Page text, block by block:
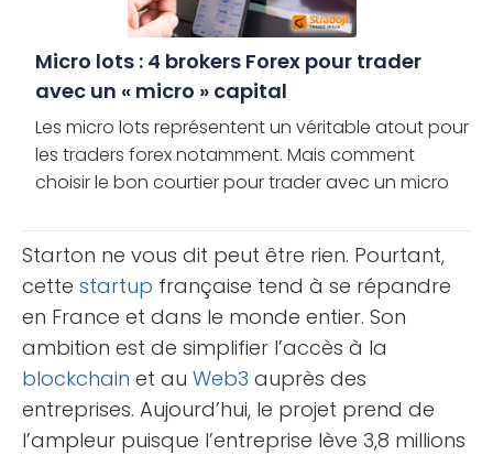
Micro lots : 4 brokers Forex pour trader
avec un « micro » capital
Les micro lots représentent un véritable atout pour
les traders forex notamment. Mais comment
choisir le bon courtier pour trader avec un micro
Starton ne vous dit peut être rien. Pourtant,
cette startup française tend à se répandre
en France et dans le monde entier. Son
ambition est de simplifier l’accès à la
blockchain et au Web3 auprès des
entreprises. Aujourd’hui, le projet prend de
l’ampleur puisque l’entreprise lève 3,8 millions